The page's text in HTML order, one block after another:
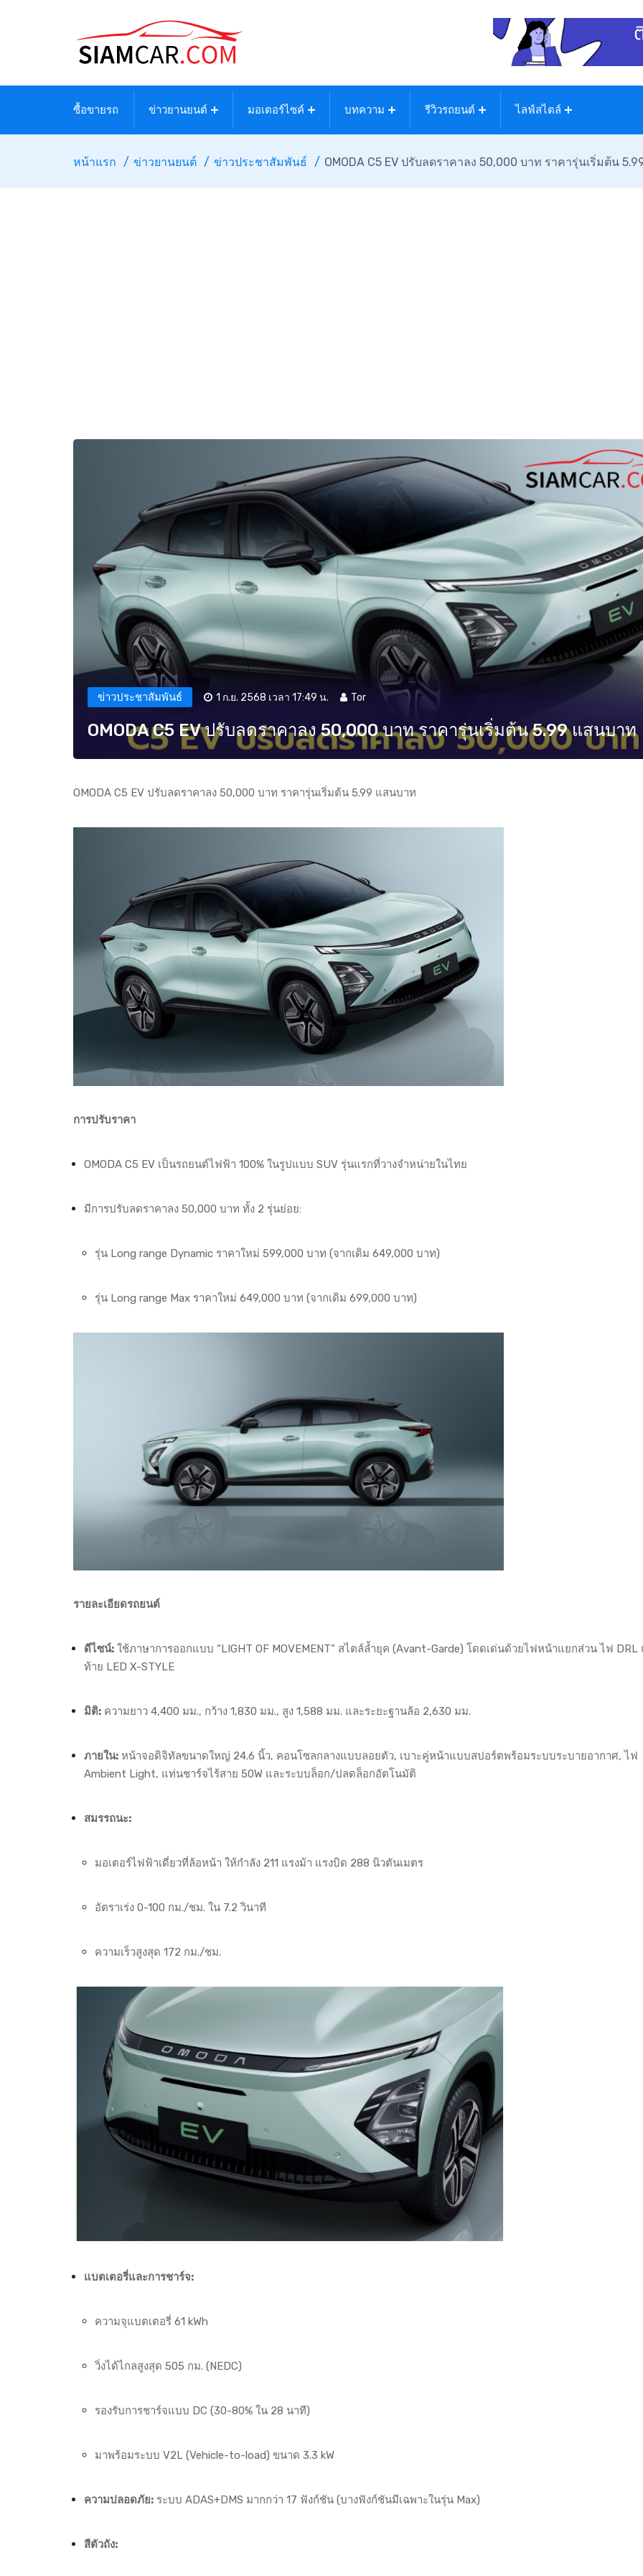
ซื้อขายรถ ข่าวยานยนต์ มอเตอร์ไซค์ บทความ รีวิวรถยนต์ ไลฟ์สไตล์
หน้าแรก ข่าวยานยนต์ ข่าวประชาสัมพันธ์ OMODA C5 EV ปรับลดราคาลง 50,000 บาท ราคารุ่นเริ่มต้น
ข่าวประชาสัมพันธ์ 1 ก.ย. 2568 เวลา 17:49 น. Tor
OMODA C5 EV ปรับลดราคาลง 50,000 บาท ราคารุ่นเริ่มต้น 5.99 แสนบาท
OMODA C5 EV ปรับลดราคาลง 50,000 บาท ราคารุ่นเริ่มต้น 5.99 แสนบาท
การปรับราคา
OMODA C5 EV เป็นรถยนต์ไฟฟ้า 100% ในรูปแบบ SUV รุ่นแรกที่วางจำหน่ายในไทย
มีการปรับลดราคาลง 50,000 บาท ทั้ง 2 รุ่นย่อย:
รุ่น Long range Dynamic ราคาใหม่ 599,000 บาท (จากเดิม 649,000 บาท)
รุ่น Long range Max ราคาใหม่ 649,000 บาท (จากเดิม 699,000 บาท)
รายละเอียดรถยนต์
ดีไซน์: ใช้ภาษาการออกแบบ “LIGHT OF MOVEMENT” สไตล์ล้ำยุค (Avant-Garde) โดดเด่นด้วยไฟหน้าแยกส่วน ไฟ DRL
ท้าย LED X-STYLE
มิติ: ความยาว 4,400 มม., กว้าง 1,830 มม., สูง 1,588 มม. และระยะฐานล้อ 2,630 มม.
ภายใน: หน้าจอดิจิทัลขนาดใหญ่ 24.6 นิ้ว, คอนโซลกลางแบบลอยตัว, เบาะคู่หน้าแบบสปอร์ตพร้อมระบบระบายอากาศ, ไฟ
Ambient Light, แท่นชาร์จไร้สาย 50W และระบบล็อก/ปลดล็อกอัตโนมัติ
สมรรถนะ:
มอเตอร์ไฟฟ้าเดี่ยวที่ล้อหน้า ให้กำลัง 211 แรงม้า แรงบิด 288 นิวตันเมตร
อัตราเร่ง 0-100 กม./ชม. ใน 7.2 วินาที
ความเร็วสูงสุด 172 กม./ชม.
แบตเตอรี่และการชาร์จ:
ความจุแบตเตอรี่ 61 kWh
วิ่งได้ไกลสูงสุด 505 กม. (NEDC)
รองรับการชาร์จแบบ DC (30-80% ใน 28 นาที)
มาพร้อมระบบ V2L (Vehicle-to-load) ขนาด 3.3 kW
ความปลอดภัย: ระบบ ADAS+DMS มากกว่า 17 ฟังก์ชัน (บางฟังก์ชันมีเฉพาะในรุ่น Max)
สีตัวถัง: